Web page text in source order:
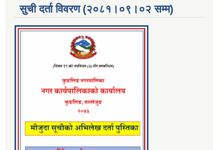
सुची दर्ता विवरण (२०८१।०९।०२ सम्म)